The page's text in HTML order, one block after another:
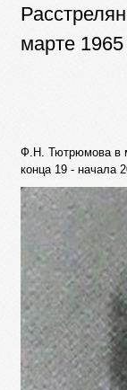
марте 1965
Ф.Н. Тютрюмова в
конца 19 - начала